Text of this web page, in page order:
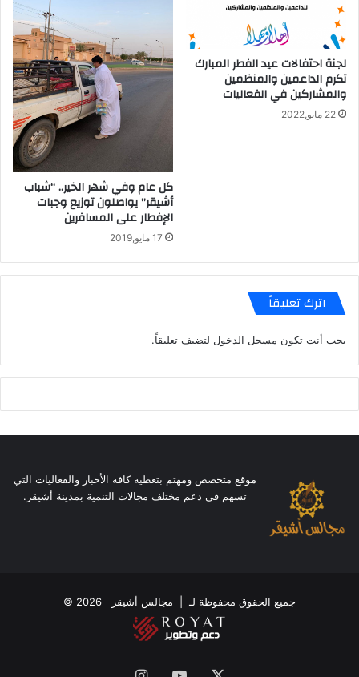
لجنة احتفالات عيد الفطر المبارك
تكرم الداعمين والمنظمين
والمشاركين في الفعاليات
22 مايو,2022
كل عام وفي شهر الخير.. “شباب
أشيقر” يواصلون توزيع وجبات
الإفطار على المسافرين
17 مايو,2019
اترك تعليقاً
يجب أنت تكون مسجل الدخول لتضيف تعليقاً.
موقع متخصص ومهتم بتغطية كافة الأخبار والفعاليات التي
تسهم في دعم مختلف مجالات التنمية بمدينة أشيقر.
جميع الحقوق محفوظة لـ | مجالس أشيقر